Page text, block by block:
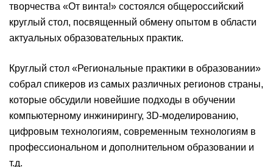
творчества «От винта!» состоялся общероссийский
круглый стол, посвященный обмену опытом в области
актуальных образовательных практик.
Круглый стол «Региональные практики в образовании»
собрал спикеров из самых различных регионов страны,
которые обсудили новейшие подходы в обучении
компьютерному инжинирингу, 3D-моделированию,
цифровым технологиям, современным технологиям в
профессиональном и дополнительном образовании и
т.д.